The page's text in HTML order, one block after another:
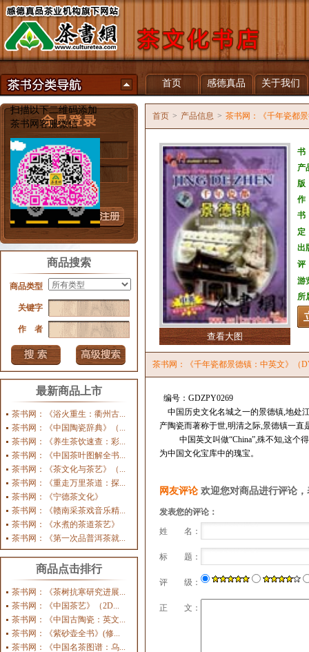
首页 感德真品 关于我们
用户名
密 码
忘记密码？
商品搜索
商品类型
关键字
作 者
最新商品上市
茶书网：《浴火重生：衢州古...
茶书网：《中国陶瓷辞典》（...
茶书网：《养生茶饮速查：彩...
茶书网：《中国茶叶图解全书...
茶书网：《茶文化与茶艺》（...
茶书网：《重走万里茶道：探...
茶书网：《宁德茶文化》
茶书网：《赣南采茶戏音乐精...
茶书网：《水煮的茶道茶艺》
茶书网：《第一次品普洱茶就...
商品点击排行
茶书网：《茶树抗寒研究进展...
茶书网：《中国茶艺》（2D...
茶书网：《中国古陶瓷：英文...
茶书网：《紫砂壶全书》(修...
茶书网：《中国名茶图谱：乌...
首页 > 产品信息 > 茶书网：《千年瓷都
查看大图
产
出
游
所
茶书网：《千年瓷都景德镇：中英文》（
编号： GDZPY0269
中国历史文化名城之一的景德镇,地处
产陶瓷而著称于世,明清之际,景德镇一直
中国英文叫做“China”,殊不知,这个
为中国文化宝库中的瑰宝。
网友评论 欢迎您对商品进行评论
发表您的评论：
姓 名：
标 题：
评 级：
正 文：
扫描以下二维码添加
茶书网客服微信